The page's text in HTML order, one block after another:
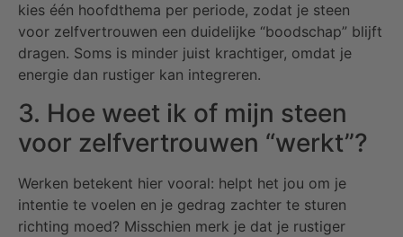
kies één hoofdthema per periode, zodat je steen
voor zelfvertrouwen een duidelijke “boodschap” blijft
dragen. Soms is minder juist krachtiger, omdat je
energie dan rustiger kan integreren.
3. Hoe weet ik of mijn steen
voor zelfvertrouwen “werkt”?
Werken betekent hier vooral: helpt het jou om je
intentie te voelen en je gedrag zachter te sturen
richting moed? Misschien merk je dat je rustiger